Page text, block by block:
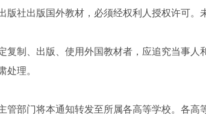
社出版国外教材，必须经权利人授权许可。
制、出版、使用外国教材者，应追究当事人
处理。
部门将本通知转发至所属各高等学校。各高